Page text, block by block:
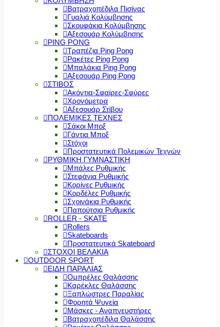
Βατραχοπέδιλα Πισίνας
Γυαλιά Κολύμβησης
Σκουφάκια Κολύμβησης
Αξεσουάρ Κολύμβησης
PING PONG
Τραπέζια Ping Pong
Ρακέτες Ping Pong
Μπαλάκια Ping Pong
Αξεσουάρ Ping Pong
ΣΤΙΒΟΣ
Ακόντια-Σφαίρες-Σφύρες
Χρονόμετρα
Αξεσουάρ Στίβου
ΠΟΛΕΜΙΚΕΣ ΤΕΧΝΕΣ
Σάκοι Μποξ
Γάντια Μποξ
Στόχοι
Προστατευτικά Πολεμικών Τεχνών
ΡΥΘΜΙΚΗ ΓΥΜΝΑΣΤΙΚΗ
Μπάλες Ρυθμικής
Στεφάνια Ρυθμικής
Κορίνες Ρυθμικής
Κορδέλες Ρυθμικής
Σχοινάκια Ρυθμικής
Παπούτσια Ρυθμικής
ROLLER - SKATE
Rollers
Skateboards
Προστατευτικά Skateboard
ΣΤΟΧΟΙ ΒΕΛΑΚΙΑ
OUTDOOR SPORT
ΕΙΔΗ ΠΑΡΑΛΙΑΣ
Ομπρέλες Θαλάσσης
Καρέκλες Θαλάσσης
Ξαπλώστρες Παραλίας
Φορητά Ψυγεία
Μάσκες - Αναπνευστήρες
Βατραχοπέδιλα Θαλάσσης